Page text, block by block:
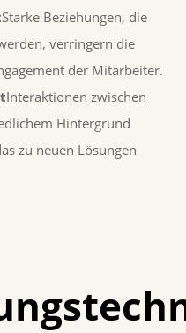
Starke Beziehungen, die
verringern die
der Mitarbeiter.
Interaktionen zwischen
Hintergrund
zu neuen Lösungen